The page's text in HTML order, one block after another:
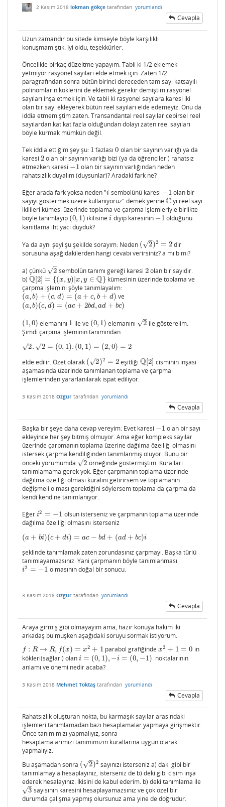
2 Kasım 2018 lokman gökçe tarafından yorumlandı
Cevapla
Uzun zamandır bu sitede kimseyle böyle karşılıklı
konuşmamıştık. Iyi oldu, teşekkürler.
Öncelikle birkaç düzeltme yapayım. Tabii ki 1/2 eklemek
yetmiyor rasyonel sayıları elde etmek için. Zaten 1/2
paragrafından sonra bütün birinci dereceden tam sayı katsayılı
polinomların köklerini de eklemek gerekir demiştim rasyonel
sayıları inşa etmek için. Ve tabii ki rasyonel sayılara karesi iki
olan bir sayı ekleyerek bütün reel sayıları elde edemeyiz. Onu da
iddia etmemiştim zaten. Transandantal reel sayılar cebirsel reel
sayılardan kat kat fazla olduğundan dolayı zaten reel sayıları
böyle kurmak mümkün değil.
Tek iddia ettiğim şey şu: 1
1fazlası0
0 olan bir sayının varlığı ya da
karesi 2
2olan bir sayının varlığı bizi (ya da öğrencileri) rahatsız
etmezken karesi −1
−1 olan bir sayının varlığından neden
rahatsızlık duyalım (duysunlar)? Aradaki fark ne?
Eğer arada fark yoksa neden "i
i sembolünü karesi −1
−1 olan bir
sayıyı göstermek üzere kullanıyoruz" demek yerine C
C'yi reel sayı
ikilileri kümesi üzerinde toplama ve çarpma işlemleriyle birlikte
böyle tanımlayıp (0, 1)
(0,1) ikilisinei
i diyip karesinin −1
−1 olduğunu
kanıtlama ihtiyacı duyduk?
Ya da aynı şeyi şu şekilde sorayım: Neden ( 2
–
√ )2 = 2
(2)2=2
'dir
sorusuna aşağıdakilerden hangi cevabı verirsiniz? a mı b mi?
a) çünkü 2
–
√
2 sembolün tanımı gereği karesi2
2olan bir sayıdır.
b) Q[2] = {(x, y) x, y ∈ Q}
Q[ 2] {(x ,y)|x y∈ Q}
kümesinin üzerinde toplama ve
çarpma işlemini şöyle tanımlayalım:
(a, b) + (c, d) = (a + c, b + d)
(a,b)+ c,d )=( a+c ,b+ d)
ve
(a, b)(c, d) = (ac + 2bd, ad + bc)
(a,b)(c,d) =(a c+ 2bd,ad+bc)
(1, 0)
(1,0) elemanını 1
1 ile ve (0, 1)
(0,1) elemanını 2
–
√
2
ile gösterelim.
Şimdi çarpma işleminin tanımından
2
–
√ . 2
–
√ = (0, 1). (0, 1) = (2, 0) = 2
2.2 =(0 1).( 0,1) =(2 ,0) =2
elde edilir. Özet olarak ( 2
–
√ )2 = 2
(2)2=2 eşitliğiQ[2]
Q[ 2] cisminin inşası
aşamasında üzerinde tanımlanan toplama ve çarpma
işlemlerinden yararlanılarak ispat ediliyor.
3 Kasım 2018 Ozgur tarafından yorumlandı
Cevapla
Başka bir şeye daha cevap vereyim: Evet karesi −1
−1 olan bir sayı
ekleyince her şey bitmiş olmuyor. Ama eğer kompleks sayılar
üzerinde çarpmanın toplama üzerine dağılma özelliği olmasını
istersek çarpma kendiliğinden tanımlanmış oluyor. Bunu bir
önceki yorumumda
2
–
√
2
örneğinde göstermiştim. Kuralları
tanımlamama gerek yok. Eğer çarpmanın toplama üzerinde
dağılma özelliği olması kuralını getirirsem ve toplamanın
değişmeli olması gerektiğini söylersem toplama da çarpma da
kendi kendine tanımlanıyor.
Eğer i2 = −1
i2 −1
olsun isterseniz ve çarpmanın toplama üzerinde
dağılma özelliği olmasını isterseniz
(a + bi)(c + di) = ac − bd + (ad + bc)i
(a+bi) (c+d i)= ac− bd +(a d+ bc)i
şeklinde tanımlamak zaten zorundasınız çarpmayı. Başka türlü
tanımlayamazsınız. Yani çarpmanın böyle tanımlanması
i2 = −1
i2 −1 olmasının doğal bir sonucu.
3 Kasım 2018 Ozgur tarafından yorumlandı
Cevapla
Araya girmiş gibi olmayayım ama, hazır konuya hakim iki
arkadaş bulmuşken aşağıdaki soruyu sormak istiyorum.
f : R → R, f(x) = x2 + 1
f:R→R f(x =x2+1 parabol grafiğindex2 + 1 = 0
x2+1= 0
in
kökleri(sağları) olan i = (0, 1), −i = (0, −1)
i= (0 1),− i=(0,−1 )
noktalarının
anlamı ve önemi nedir acaba?
3 Kasım 2018 Mehmet Toktaş tarafından yorumlandı
Cevapla
Rahatsızlık oluşturan nokta, bu karmaşık sayılar arasındaki
işlemleri tanımlamadan bazı hesaplamalar yapmaya girişmektir.
Önce tanımımızı yapmalıyız, sonra
hesaplamalarımızı tanımımızın kurallarına uygun olarak
yapmalıyız.
Bu aşamadan sonra ( 2
–
√ )2
(2)2
sayınızı isterseniz a) daki gibi bir
tanımlamayla hesaplayınız, isterseniz de b) deki gibi cisim inşa
ederek hesalayınız. İkisini de kabul ederim. b) deki tanımlama ile
3
–
√
3
sayısının karesini hesaplayamazsınız ve çok özel bir
durumda çalışma yapmış olursunuz ama yine de doğrudur.